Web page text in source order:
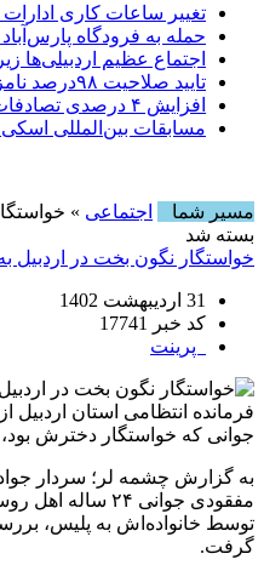
تغییر ساعات کاری ادارات
حمله به فرودگاه
اجتماع عظیم اردبیلی‌ها
تایید صلاحیت ۹۸درصد نامزدهای شوراهای روستای اردبیل
افزایش ۴ درصدی تصادفات فوتی در جاده‌های اردبیل
مسابقات بین‌المللی
مسیر شما
اجتماعی »
بسته شد
خواستگار نگون بخت در اردبیل
31 اردیبهشت 1402
کد خبر 17741
پرینت
فرمانده انتظامی استان اردبیل
جوانی که خواستگار دخترش بود،
به گزارش چشمه لر؛ سردار
مفقودی جوانی ۲۴
توسط خانواده‌اش به پلیس،
گرفت.